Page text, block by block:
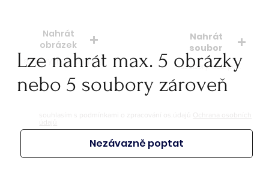
Nahrát
obrázek
soubory: jpeg, jpg, png
Nahrát
soubor
soubory: doc. pdf.
Lze nahrát max. 5 obrázky
nebo 5 soubory zároveň
souhlasím s podmínkami o zpracování os.údajů
Ochrana osobních
údajů
Nezávazně poptat